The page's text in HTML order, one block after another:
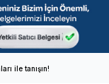
ile tanışın!